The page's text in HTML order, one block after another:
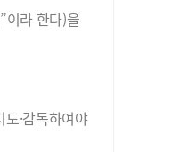
이라 한다)을
·감독하여야